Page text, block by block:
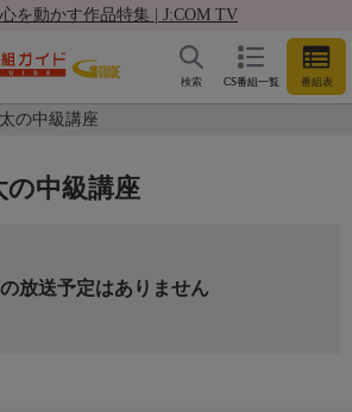
を動かす作品特集 | J:COM TV
CS番組一覧 番組表
検索
の中級講座
の中級講座
放送予定はありません